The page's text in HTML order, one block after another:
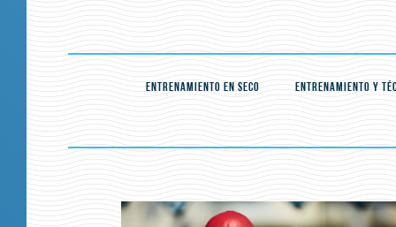
ENTRENAMIENTO EN SECO ENTRENAMIENTO Y